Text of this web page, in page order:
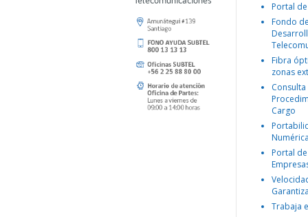
Portal
Fondo
Fibra
zonas
Consulta
Cargo
Portal
Trabaja